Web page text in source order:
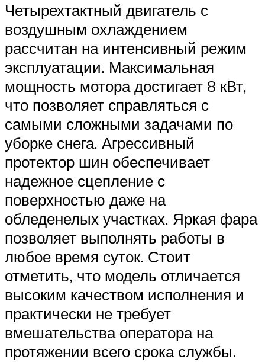
Четырехтактный двигатель с
воздушным охлаждением
рассчитан на интенсивный режим
эксплуатации. Максимальная
мощность мотора достигает 8 кВт,
что позволяет справляться с
самыми сложными задачами по
уборке снега. Агрессивный
протектор шин обеспечивает
надежное сцепление с
поверхностью даже на
обледенелых участках. Яркая фара
позволяет выполнять работы в
любое время суток. Стоит
отметить, что модель отличается
высоким качеством исполнения и
практически не требует
вмешательства оператора на
протяжении всего срока службы.